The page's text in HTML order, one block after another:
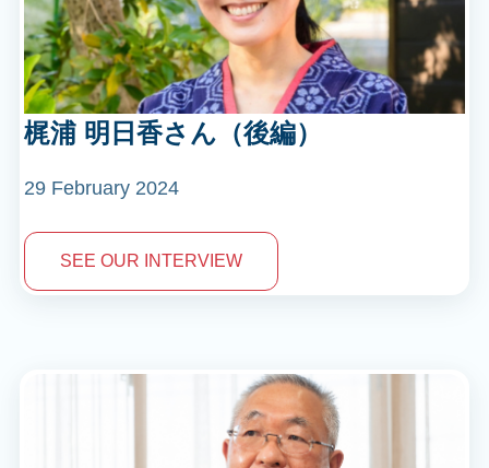
梶浦 明日香さん（後編）
29 February 2024
SEE OUR INTERVIEW